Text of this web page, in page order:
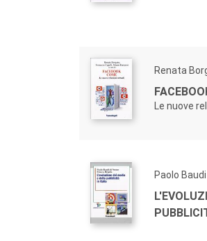
Renata
Le nuove
Paolo